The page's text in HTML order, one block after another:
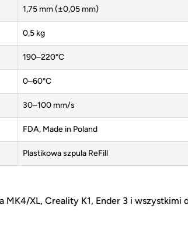
1,75 mm (±0,05 mm)
0,5 kg
190–220°C
0–60°C
30–100 mm/s
FDA, Made in Poland
Plastikowa szpula ReFill
MK4/XL, Creality K1, Ender 3 i wszystkimi